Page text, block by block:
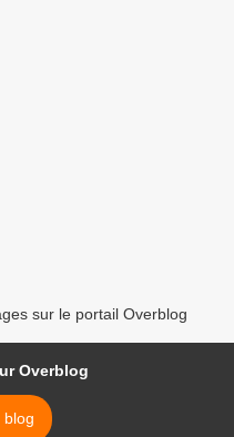
sur le portail Overblog
Overblog
blog